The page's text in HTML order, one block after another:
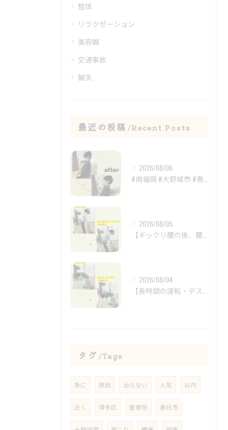
整体
リラクゼーション
美容鍼
交通事故
鍼灸
最近の投稿 Recent Posts
2026/08/06
#南福岡 #大野城市 #春日市 #鍼灸 #整体
2026/08/05
【ギックリ腰の後、腰の違和感が続いていませんか？😣】
2026/08/04
【長時間の運転・デスクワークで腰がつらい方へ】
タグ Tags
急に 原因 治らない 人気 以内
近く 博多区 整骨院 春日市